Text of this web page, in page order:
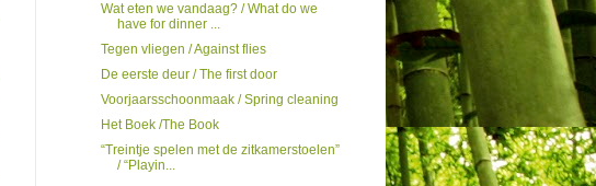
Wat eten we vandaag? / What do we
have for dinner ...
Tegen vliegen / Against flies
De eerste deur / The first door
Voorjaarsschoonmaak / Spring cleaning
Het Boek /The Book
“Treintje spelen met de zitkamerstoelen”
/ “Playin...